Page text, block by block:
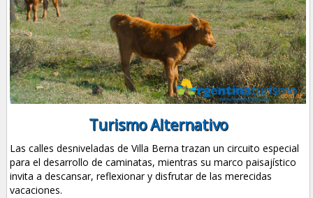
Turismo Alternativo
Las calles desniveladas de Villa Berna trazan un circuito especial
para el desarrollo de caminatas, mientras su marco paisajístico
invita a descansar, reflexionar y disfrutar de las merecidas
vacaciones.